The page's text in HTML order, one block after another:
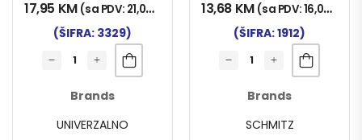
17,95 KM (sa PDV: 21,00
(ŠIFRA: 3329)
Brands
UNIVERZALNO
13,68 KM (sa PDV:16,00
(ŠIFRA: 1912)
Brands
SCHMITZ